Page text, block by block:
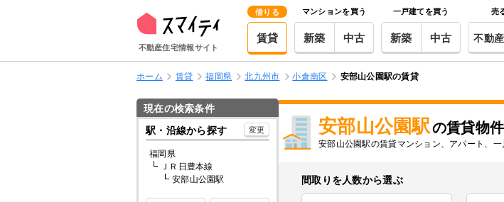
不動産住宅情報サイト
借りる
賃貸
マンションを買う
新築 中古
一戸建てを買う
新築 中古
売
不動
ホーム 賃貸 福岡県 北九州市 小倉南区 安部山公園駅の賃貸
現在の検索条件
駅・沿線から探す
変更
福岡県
ＪＲ日豊本線
安部山公園駅
安部山公園駅の賃貸物
安部山公園駅の賃貸マンション、アパート、
間取りを人数から選ぶ